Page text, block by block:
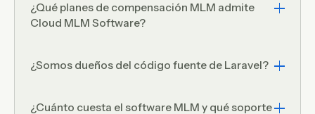
¿Qué planes de compensación MLM admite
Cloud MLM Software?
binario, unilevel, matriz, monoline, board, generación e
¿Somos dueños del código fuente de Laravel?
completo de la aplicación Laravel y el esquema de la
¿Cuánto cuesta el software MLM y qué soporte